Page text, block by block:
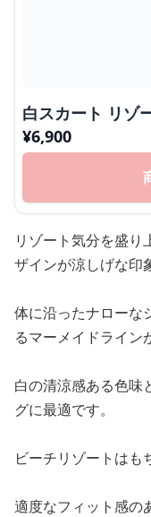
白スカート リゾ
¥6,900
リゾート気分を盛り
ザインが涼しげな印
体に沿ったナローな
るマーメイドライン
白の清涼感ある色味
グに最適です。
ビーチリゾートはも
適度なフィット感の